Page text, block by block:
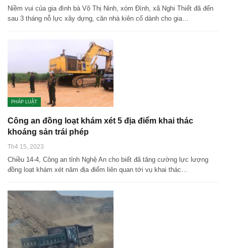
Niềm vui của gia đình bà Võ Thị Ninh, xóm Đình, xã Nghi Thiết đã đến
sau 3 tháng nỗ lực xây dựng, căn nhà kiên cố dành cho gia…
PHÁP LUẬT
Công an đồng loạt khám xét 5 địa điểm khai thác
khoáng sản trái phép
Th4 15, 2023
Chiều 14-4, Công an tỉnh Nghệ An cho biết đã tăng cường lực lượng
đồng loạt khám xét năm địa điểm liên quan tới vụ khai thác…